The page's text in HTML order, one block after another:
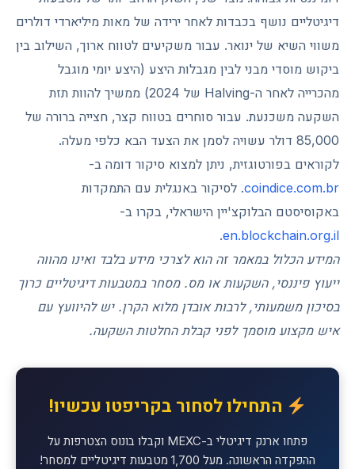
דיגיטליים נושף בכבדות לאחר ירידה של מאות מיליארדי דולרים
משווי השיא של ינואר. עבור משקיעים לטווח ארוך, השילוב בין
ביקוש מוסדי מבני לבין מגבלות היצע (היצע יומי מוגבל
מהכרייה לאחר ה-Halving של 2024) ממשיך להוות תזת
השקעה משכנעת. עבור סוחרים בטווח קצר, חצייה ברורה של
85,000 דולר עשויה לסמן את הצעד הבא כלפי מעלה.
לקוראים בפורטוגזית, ניתן למצוא סיקור דומה ב-
coindice.com.br. לסיקור באנגלית עם התמקדות
באקוסיסטם הבלוקצ'יין הישראלי, בקרו ב-
en.blockchain.org.il
.
המידע הכלול במאמר זה הוא לצרכי מידע בלבד ואינו מהווה
ייעוץ פיננסי, השקעות או מס. מסחר במטבעות דיגיטליים כרוך
בסיכון משמעותי, לרבות אובדן מלוא הקרן. יש להיוועץ עם
איש מקצוע מוסמך לפני קבלת החלטות השקעה.
התחילו לסחור בקריפטו עכשיו!
פתחו ארנק דיגיטלי ב-MEXC וקבלו בונוס הצטרפות על
ההפקדה הראשונה. מעל 1,700 מטבעות דיגיטליים למסחר!